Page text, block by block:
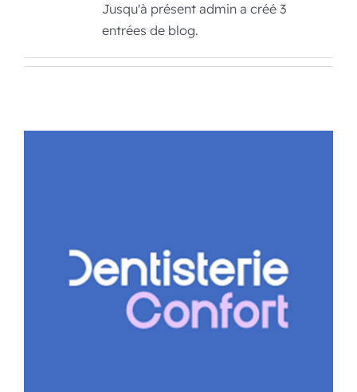
Jusqu'à présent admin a créé 3
entrées de blog.